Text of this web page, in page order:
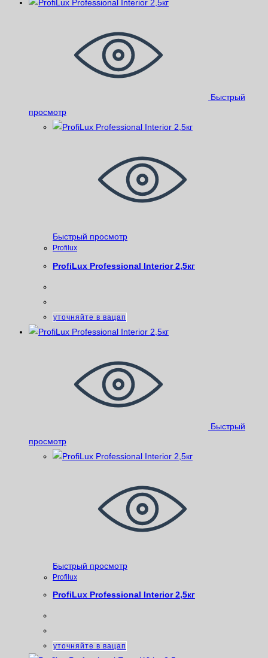
Быстрый
просмотр
Быстрый просмотр
Profilux
ProfiLux Professional Interior 2,5кг
уточняйте в вацап
Быстрый
просмотр
Быстрый просмотр
Profilux
ProfiLux Professional Interior 2,5кг
уточняйте в вацап